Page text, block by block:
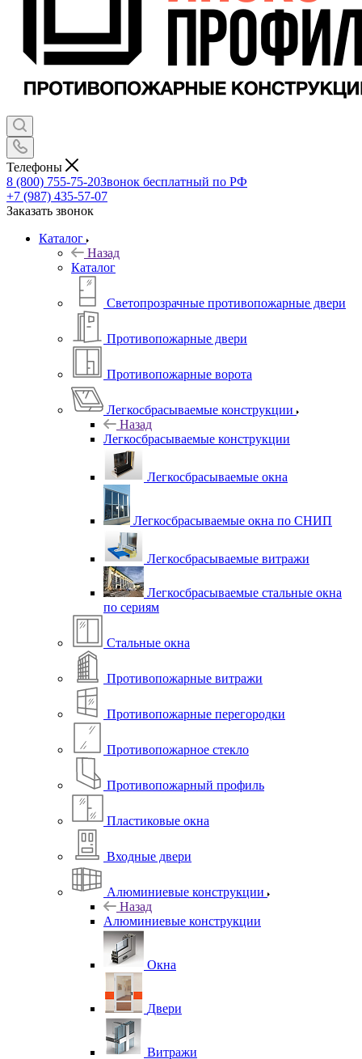
Телефоны
8 (800) 755-75-20Звонок бесплатный по РФ
+7 (987) 435-57-07
Заказать звонок
Каталог
Назад
Каталог
Светопрозрачные противопожарные двери
Противопожарные двери
Противопожарные ворота
Легкосбрасываемые конструкции
Назад
Легкосбрасываемые конструкции
Легкосбрасываемые окна
Легкосбрасываемые окна по СНИП
Легкосбрасываемые витражи
Легкосбрасываемые стальные окна
по сериям
Стальные окна
Противопожарные витражи
Противопожарные перегородки
Противопожарное стекло
Противопожарный профиль
Пластиковые окна
Входные двери
Алюминиевые конструкции
Назад
Алюминиевые конструкции
Окна
Двери
Витражи